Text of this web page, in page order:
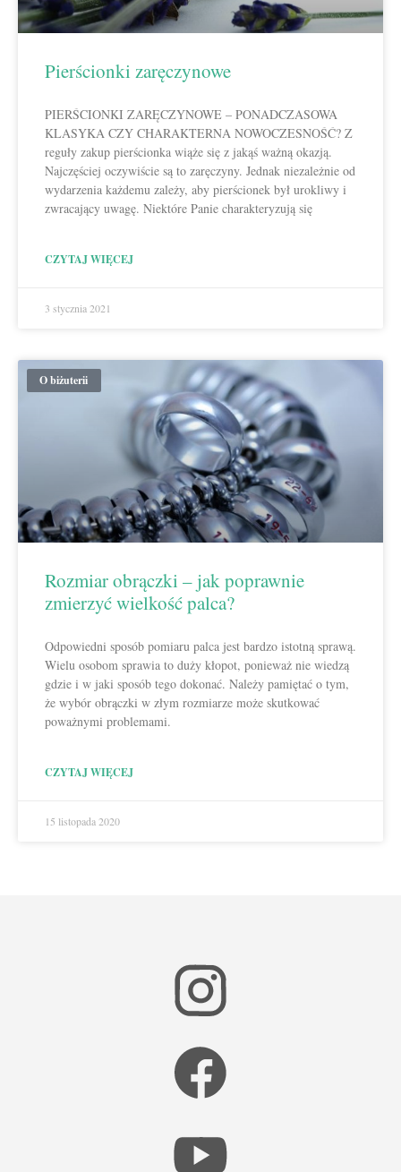
Pierścionki zaręczynowe
PIERŚCIONKI ZARĘCZYNOWE – PONADCZASOWA
KLASYKA CZY CHARAKTERNA NOWOCZESNOŚĆ? Z
reguły zakup pierścionka wiąże się z jakąś ważną okazją.
Najczęściej oczywiście są to zaręczyny. Jednak niezależnie od
wydarzenia każdemu zależy, aby pierścionek był urokliwy i
zwracający uwagę. Niektóre Panie charakteryzują się
CZYTAJ WIĘCEJ
3 stycznia 2021
O biżuterii
Rozmiar obrączki – jak poprawnie
zmierzyć wielkość palca?
Odpowiedni sposób pomiaru palca jest bardzo istotną sprawą.
Wielu osobom sprawia to duży kłopot, ponieważ nie wiedzą
gdzie i w jaki sposób tego dokonać. Należy pamiętać o tym,
że wybór obrączki w złym rozmiarze może skutkować
poważnymi problemami.
CZYTAJ WIĘCEJ
15 listopada 2020